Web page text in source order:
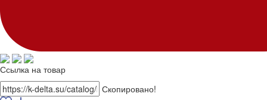
Ссылка на товар
Скопировано!